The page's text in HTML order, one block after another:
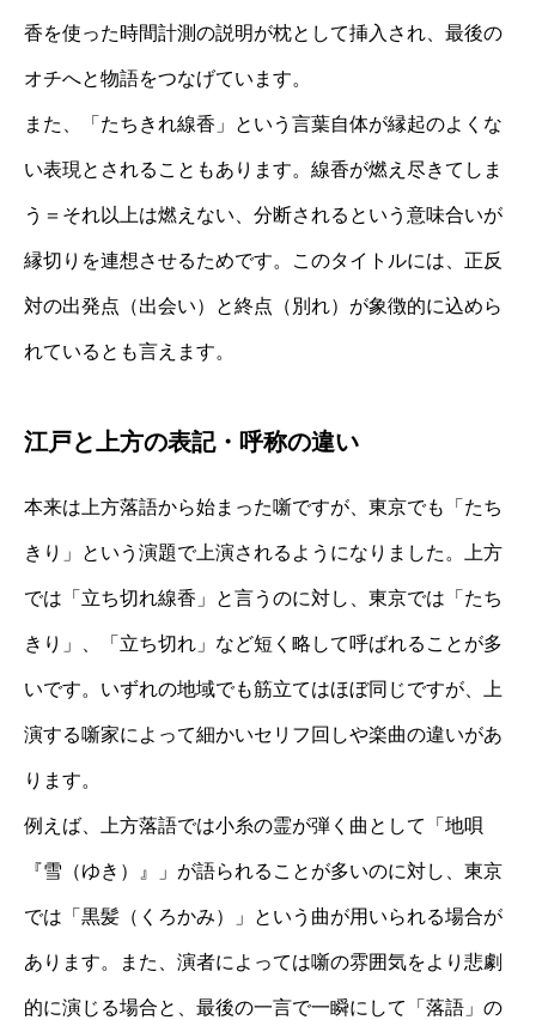
香を使った時間計測の説明が枕として挿入され、最後の
オチへと物語をつなげています。
また、「たちきれ線香」という言葉自体が縁起のよくな
い表現とされることもあります。線香が燃え尽きてしま
う＝それ以上は燃えない、分断されるという意味合いが
縁切りを連想させるためです。このタイトルには、正反
対の出発点（出会い）と終点（別れ）が象徴的に込めら
れているとも言えます。
江戸と上方の表記・呼称の違い
本来は上方落語から始まった噺ですが、東京でも「たち
きり」という演題で上演されるようになりました。上方
では「立ち切れ線香」と言うのに対し、東京では「たち
きり」、「立ち切れ」など短く略して呼ばれることが多
いです。いずれの地域でも筋立てはほぼ同じですが、上
演する噺家によって細かいセリフ回しや楽曲の違いがあ
ります。
例えば、上方落語では小糸の霊が弾く曲として「地唄
『雪（ゆき）』」が語られることが多いのに対し、東京
では「黒髪（くろかみ）」という曲が用いられる場合が
あります。また、演者によっては噺の雰囲気をより悲劇
的に演じる場合と、最後の一言で一瞬にして「落語」の